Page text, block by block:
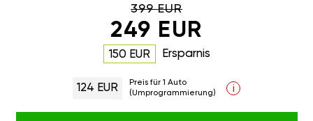
399 EUR
249 EUR
150 EUR Ersparnis
124 EUR
Preis für 1 Auto
(Umprogrammierung)
i